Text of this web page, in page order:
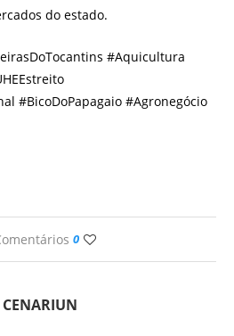
do estado.
#Aquicultura
#BicoDoPapagaio #Agronegócio
0
CENARIUN